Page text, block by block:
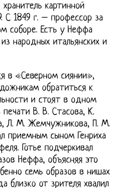
картинной
С 1849 г. – профессор за
соборе. Есть у Неффа
народных итальянских и
в «Северном сиянии»,
обратиться к
и стоят в одном
В. В. Стасова, К.
Л. М. Жемчужникова, П. М.
приемным сыном Генриха
Готье подчеркивал
Неффа, объясняя это
семь образов в нишах
близко от зрителя хвалил